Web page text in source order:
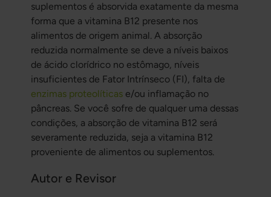
suplementos é absorvida exatamente da mesma
forma que a vitamina B12 presente nos
alimentos de origem animal. A absorção
reduzida normalmente se deve a níveis baixos
de ácido clorídrico no estômago, níveis
insuficientes de Fator Intrínseco (FI), falta de
enzimas proteolíticase/ou inflamação no
pâncreas. Se você sofre de qualquer uma dessas
condições, a absorção de vitamina B12 será
severamente reduzida, seja a vitamina B12
proveniente de alimentos ou suplementos.
Autor e Revisor